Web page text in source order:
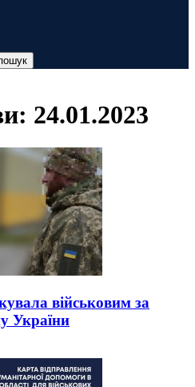
24.01.2023
військовим за
України